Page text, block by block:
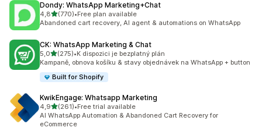
Dondy: WhatsApp Marketing+Chat
4,8z 5 hvězd
(770)
Celkový počet recenzí: 770
•Free plan available
Abandoned cart recovery, AI agent & automations on WhatsApp
CK: WhatsApp Marketing & Chat
5,0z 5 hvězd
(275)
Celkový počet recenzí: 275
•K dispozici je bezplatný plán
Kampaně, obnova košíku & stavy objednávek na WhatsApp + button
Built for Shopify
KwikEngage: Whatsapp Marketing
4,9z 5 hvězd
(261)
Celkový počet recenzí: 261
•Free trial available
AI WhatsApp Automation & Abandoned Cart Recovery for
eCommerce